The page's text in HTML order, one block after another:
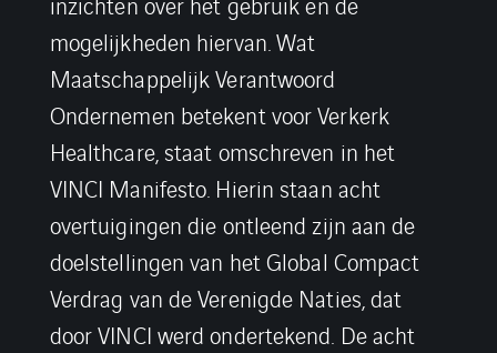
mogelijkheden hiervan. Wat
Maatschappelijk Verantwoord
Ondernemen betekent voor Verkerk
Healthcare, staat omschreven in het
VINCI Manifesto. Hierin staan acht
overtuigingen die ontleend zijn aan de
doelstellingen van het Global Compact
Verdrag van de Verenigde Naties, dat
door VINCI werd ondertekend. De acht